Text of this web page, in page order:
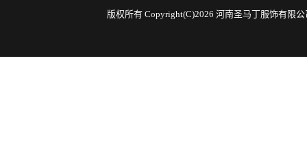
版权所有 Copyright(C)2026 河南圣马丁服饰有限